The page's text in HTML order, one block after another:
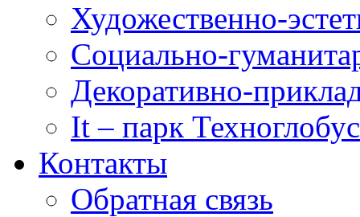
Художественно-
Социально-
Декоративно-
It – парк Техноглобус
Контакты
Обратная связь